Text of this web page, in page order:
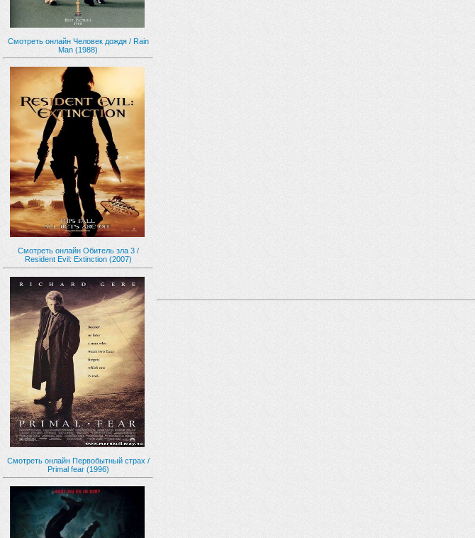
Смотреть онлайн Человек дождя / Rain
Man (1988)
Смотреть онлайн Обитель зла 3 /
Resident Evil: Extinction (2007)
Смотреть онлайн Первобытный страх /
Primal fear (1996)